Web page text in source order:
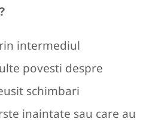
intermediul
povesti despre
schimbari
inaintate sau care au